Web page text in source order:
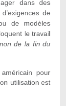
dans des
de
de modèles
le travail
de la fin du
pour
utilisation est